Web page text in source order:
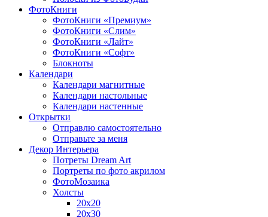
ФотоКниги
ФотоКниги «Премиум»
ФотоКниги «Слим»
ФотоКниги «Лайт»
ФотоКниги «Софт»
Блокноты
Календари
Календари магнитные
Календари настольные
Календари настенные
Открытки
Отправлю самостоятельно
Отправьте за меня
Декор Интерьера
Потреты Dream Art
Портреты по фото акрилом
ФотоМозаика
Холсты
20х20
20х30